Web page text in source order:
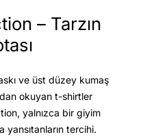
– Tarzın
ve üst düzey kumaş
okuyan t-shirtler
yalnızca bir giyim
yansıtanların tercihi.